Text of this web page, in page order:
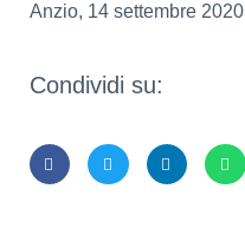
Anzio, 14 settembre 2020
Condividi su: